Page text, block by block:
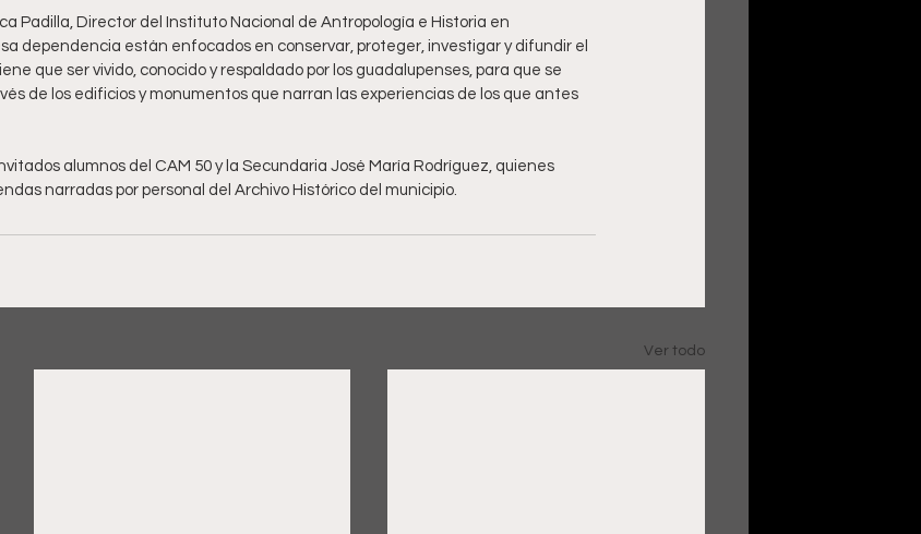
Padilla, Director del Instituto Nacional de Antropología e Historia en
dependencia están enfocados en conservar, proteger, investigar y difundir el
que ser vivido, conocido y respaldado por los guadalupenses, para que se
de los edificios y monumentos que narran las experiencias de los que antes
alumnos del CAM 50 y la Secundaria José María Rodríguez, quienes
narradas por personal del Archivo Histórico del municipio.
Ver todo